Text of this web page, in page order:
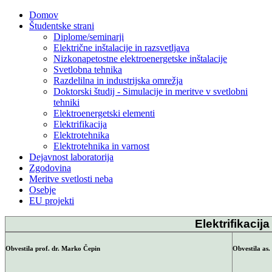
Domov
Študentske strani
Diplome/seminarji
Električne inštalacije in razsvetljava
Nizkonapetostne elektroenergetske inštalacije
Svetlobna tehnika
Razdelilna in industrijska omrežja
Doktorski študij - Simulacije in meritve v svetlobni
tehniki
Elektroenergetski elementi
Elektrifikacija
Elektrotehnika
Elektrotehnika in varnost
Dejavnost laboratorija
Zgodovina
Meritve svetlosti neba
Osebje
EU projekti
Elektrifikacija
Obvestila prof. dr. Marko Čepin Obvestila